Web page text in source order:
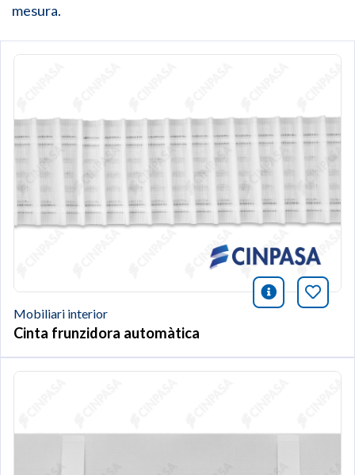
mesura.
icono
Mobiliari interior
Cinta frunzidora automàtica